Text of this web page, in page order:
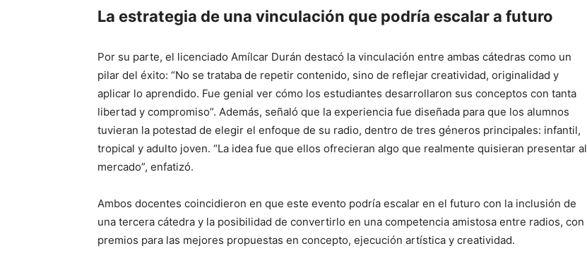
La estrategia de una vinculación que podría escalar a futuro
Por su parte, el licenciado Amílcar Durán destacó la vinculación entre ambas cátedras como un
pilar del éxito: “No se trataba de repetir contenido, sino de reflejar creatividad, originalidad y
aplicar lo aprendido. Fue genial ver cómo los estudiantes desarrollaron sus conceptos con tanta
libertad y compromiso”. Además, señaló que la experiencia fue diseñada para que los alumnos
tuvieran la potestad de elegir el enfoque de su radio, dentro de tres géneros principales: infantil,
tropical y adulto joven. “La idea fue que ellos ofrecieran algo que realmente quisieran presentar al
mercado”, enfatizó.
Ambos docentes coincidieron en que este evento podría escalar en el futuro con la inclusión de
una tercera cátedra y la posibilidad de convertirlo en una competencia amistosa entre radios, con
premios para las mejores propuestas en concepto, ejecución artística y creatividad.